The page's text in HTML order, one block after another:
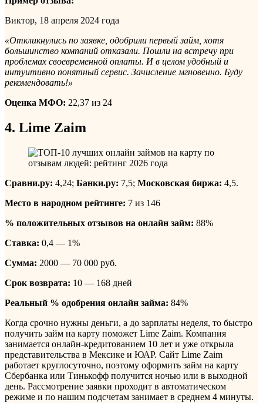
Виктор, 18 апреля 2024 года
«Откликнулись по заявке, одобрили первый займ, хотя
большинство компаний отказали. Пошли на встречу при
проблемах своевременной оплаты. И в целом удобный и
интуитивно понятный сервис. Зачисление мгновенно. Буду
рекомендовать!»
Оценка МФО: 22,37 из 24
4. Lime Zaim
Сравни.ру: 4,24; Банки.ру: 7,5; Московская биржа: 4,5.
Место в народном рейтинге: 7 из 146
% положительных отзывов на онлайн займ: 88%
Ставка: 0,4 — 1%
Сумма: 2000 — 70 000 руб.
Срок возврата: 10 — 168 дней
Реальный % одобрения онлайн займа: 84%
Когда срочно нужны деньги, а до зарплаты неделя, то быстро
получить займ на карту поможет Lime Zaim. Компания
занимается онлайн-кредитованием 10 лет и уже открыла
представительства в Мексике и ЮАР. Сайт Lime Zaim
работает круглосуточно, поэтому оформить займ на карту
Сбербанка или Тинькофф получится ночью или в выходной
день. Рассмотрение заявки проходит в автоматическом
режиме и по нашим подсчетам занимает в среднем 4 минуты.